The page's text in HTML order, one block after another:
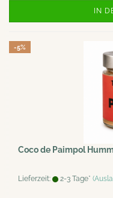
IN
-5%
Coco de Paimpol
Lieferzeit: 2-3 Tage*